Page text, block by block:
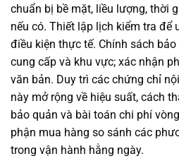
chuẩn bị bề mặt, liều lượng, thời
nếu có. Thiết lập lịch kiểm tra để
điều kiện thực tế. Chính sách
cung cấp và khu vực; xác nhận
văn bản. Duy trì các chứng chỉ
này mở rộng về hiệu suất, cách
bảo quản và bài toán chi phí
phận mua hàng so sánh các
trong vận hành hằng ngày.